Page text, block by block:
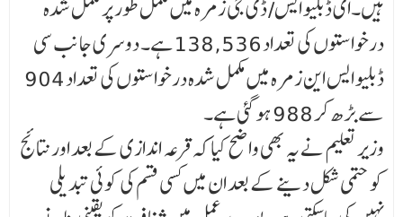
ہیں۔ای ڈبلیو ایس/ ڈی جی زمرہ میں مکمل طور پر مکمل شدہ
درخواستوں کی تعداد 138,536 ہے۔ دوسری جا نب سی
ڈبلیو ایس این زمرہ میں مکمل شدہ درخواستوں کی تعداد 904
سے بڑھ کر 988 ہو گئی ہے۔
وزیر تعلیم نے یہ بھی واضح کیا کہ قرعہ اندازی کے بعد اور نتائج
کو حتمی شکل دینے کے بعد ان میں کسی قسم کی کوئی تبدیلی